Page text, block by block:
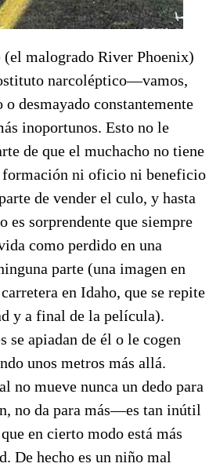
malogrado River Phoenix)
narcoléptico—vamos,
o desmayado constantemente
inoportunos. Esto no le
de que el muchacho no tiene
formación ni oficio ni beneficio
de vender el culo, y hasta
es sorprendente que siempre
como perdido en una
parte (una imagen en
en Idaho, que se repite
y a final de la película).
se apiadan de él o le cogen
unos metros más allá.
no mueve nunca un dedo para
no da para más—es tan inútil
en cierto modo está más
De hecho es un niño mal